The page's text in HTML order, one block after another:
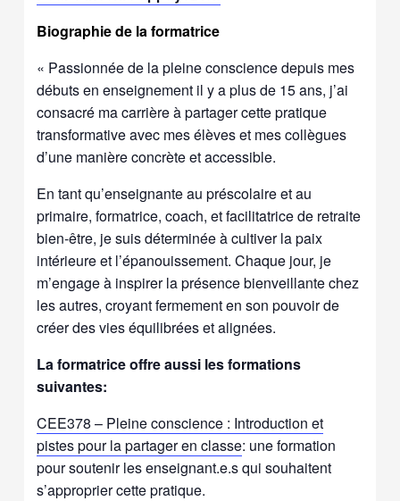
Biographie de la formatrice
« Passionnée de la pleine conscience depuis mes
débuts en enseignement il y a plus de 15 ans, j’ai
consacré ma carrière à partager cette pratique
transformative avec mes élèves et mes collègues
d’une manière concrète et accessible.
En tant qu’enseignante au préscolaire et au
primaire, formatrice, coach, et facilitatrice de retraite
bien-être, je suis déterminée à cultiver la paix
intérieure et l’épanouissement. Chaque jour, je
m’engage à inspirer la présence bienveillante chez
les autres, croyant fermement en son pouvoir de
créer des vies équilibrées et alignées.
La formatrice offre aussi les formations
suivantes:
CEE378 – Pleine conscience : Introduction et
pistes pour la partager en classe: une formation
pour soutenir les enseignant.e.s qui souhaitent
s’approprier cette pratique.